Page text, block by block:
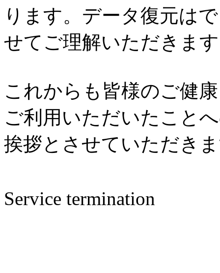
ります。データ復元は
せてご理解いただきま
これからも皆様のご健
ご利用いただいたこと
挨拶とさせていただき
Service termination